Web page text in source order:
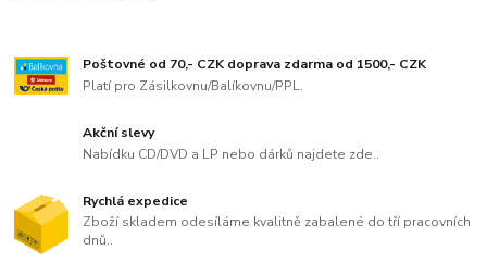
Poštovné od 70,- CZK doprava zdarma od 1500,- CZK
Platí pro Zásilkovnu/Balíkovnu/PPL.
Akční slevy
Nabídku CD/DVD a LP nebo dárků najdete zde..
Rychlá expedice
Zboží skladem odesíláme kvalitně zabalené do tří pracovních
dnů..